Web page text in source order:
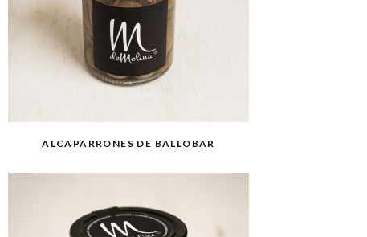
ALCAPARRONES DE BALLOBAR